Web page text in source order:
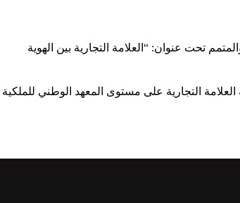
بالشراكة مع المعهد الوطني للملكية الصناعية ورشة تكوينية لفائدة الطلبة حاملي المشاريع في إطار القرار 1275 المعدل والمتمم تحت عنوان: “العلامة التجارية بين الهوية
التجارية وإجراءات حماية العلامة التجارية على مستوى المعهد الوطني للملكية